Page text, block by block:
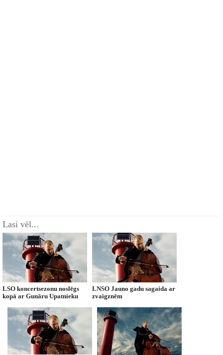
Lasi vēl...
LSO koncertsezonu noslēgs
kopā ar Gunāru Upatnieku
LNSO Jauno gadu sagaida ar
zvaigznēm